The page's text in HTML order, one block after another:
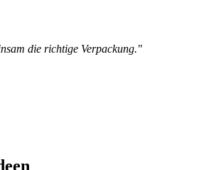
die richtige Verpackung."